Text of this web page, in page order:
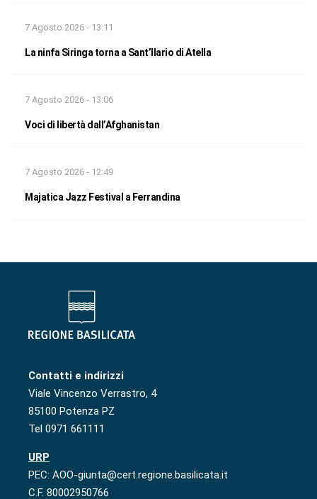
7 Agosto 2026 - 13:11
La ninfa Siringa torna a Sant’Ilario di Atella
7 Agosto 2026 - 13:06
Voci di libertà dall’Afghanistan
7 Agosto 2026 - 12:49
Majatica Jazz Festival a Ferrandina
Contatti e indirizzi
Viale Vincenzo Verrastro, 4
85100 Potenza PZ
Tel 0971 661111
URP
PEC: AOO-giunta@cert.regione.basilicata.it
C.F. 80002950766